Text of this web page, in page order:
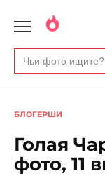
Search
for:
БЛОГЕРШИ
Голая
фото, 11